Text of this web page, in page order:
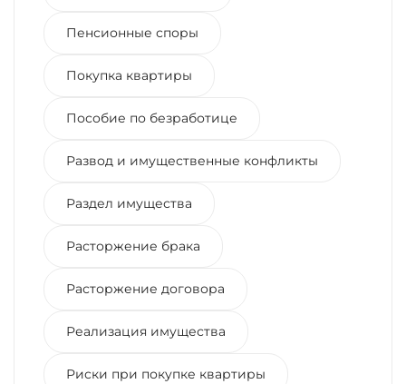
Пенсионные споры
Покупка квартиры
Пособие по безработице
Развод и имущественные конфликты
Раздел имущества
Расторжение брака
Расторжение договора
Реализация имущества
Риски при покупке квартиры